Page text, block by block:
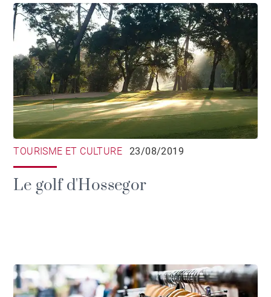
TOURISME ET CULTURE 23/08/2019
Le golf d'Hossegor